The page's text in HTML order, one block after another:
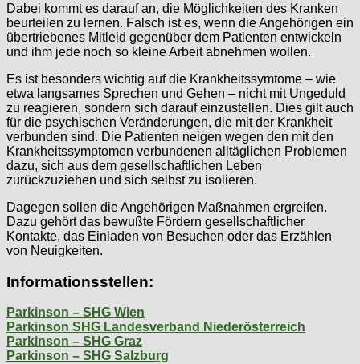
Dabei kommt es darauf an, die Möglichkeiten des Kranken
beurteilen zu lernen. Falsch ist es, wenn die Angehörigen ein
übertriebenes Mitleid gegenüber dem Patienten entwickeln
und ihm jede noch so kleine Arbeit abnehmen wollen.
Es ist besonders wichtig auf die Krankheitssymtome – wie
etwa langsames Sprechen und Gehen – nicht mit Ungeduld
zu reagieren, sondern sich darauf einzustellen. Dies gilt auch
für die psychischen Veränderungen, die mit der Krankheit
verbunden sind. Die Patienten neigen wegen den mit den
Krankheitssymptomen verbundenen alltäglichen Problemen
dazu, sich aus dem gesellschaftlichen Leben
zurückzuziehen und sich selbst zu isolieren.
Dagegen sollen die Angehörigen Maßnahmen ergreifen.
Dazu gehört das bewußte Fördern gesellschaftlicher
Kontakte, das Einladen von Besuchen oder das Erzählen
von Neuigkeiten.
Informationsstellen:
Parkinson – SHG Wien
Parkinson SHG Landesverband Niederösterreich
Parkinson – SHG Graz
Parkinson – SHG Salzburg